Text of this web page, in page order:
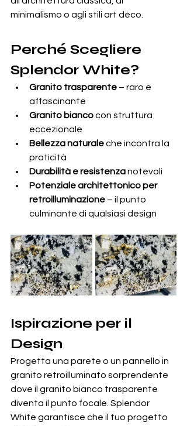
minimalismo o agli stili art déco.
Perché Scegliere
Splendor White?
Granito trasparente – raro e
affascinante
Granito bianco con struttura
eccezionale
Bellezza naturale che incontra la
praticità
Durabilità e resistenza notevoli
Potenziale architettonico per
retroilluminazione – il punto
culminante di qualsiasi design
Ispirazione per il
Design
Progetta una parete o un pannello in
granito retroilluminato sorprendente
dove il granito bianco trasparente
diventa il punto focale. Splendor
White garantisce che il tuo progetto